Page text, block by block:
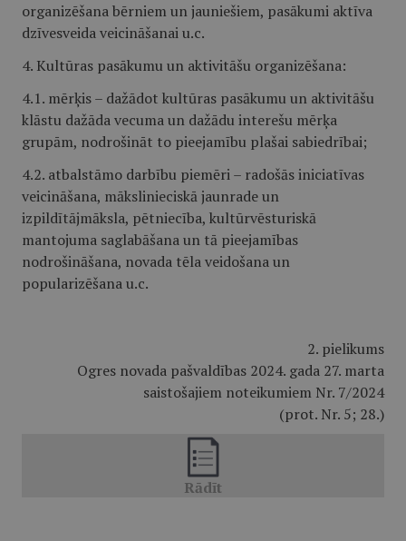
organizēšana bērniem un jauniešiem, pasākumi aktīva
dzīvesveida veicināšanai u.c.
4. Kultūras pasākumu un aktivitāšu organizēšana:
4.1. mērķis – dažādot kultūras pasākumu un aktivitāšu
klāstu dažāda vecuma un dažādu interešu mērķa
grupām, nodrošināt to pieejamību plašai sabiedrībai;
4.2. atbalstāmo darbību piemēri – radošās iniciatīvas
veicināšana, mākslinieciskā jaunrade un
izpildītājmāksla, pētniecība, kultūrvēsturiskā
mantojuma saglabāšana un tā pieejamības
nodrošināšana, novada tēla veidošana un
popularizēšana u.c.
2. pielikums
Ogres novada pašvaldības 2024. gada 27. marta
saistošajiem noteikumiem Nr. 7/2024
(prot. Nr. 5; 28.)